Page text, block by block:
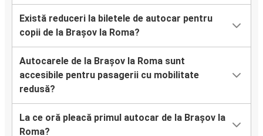
Există reduceri la biletele de autocar pentru
copii de la Brașov la Roma?
Autocarele de la Brașov la Roma sunt
accesibile pentru pasagerii cu mobilitate
redusă?
La ce oră pleacă primul autocar de la Brașov la
Roma?